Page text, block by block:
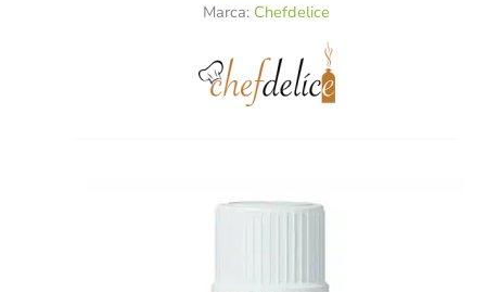
Marca: Chefdelice